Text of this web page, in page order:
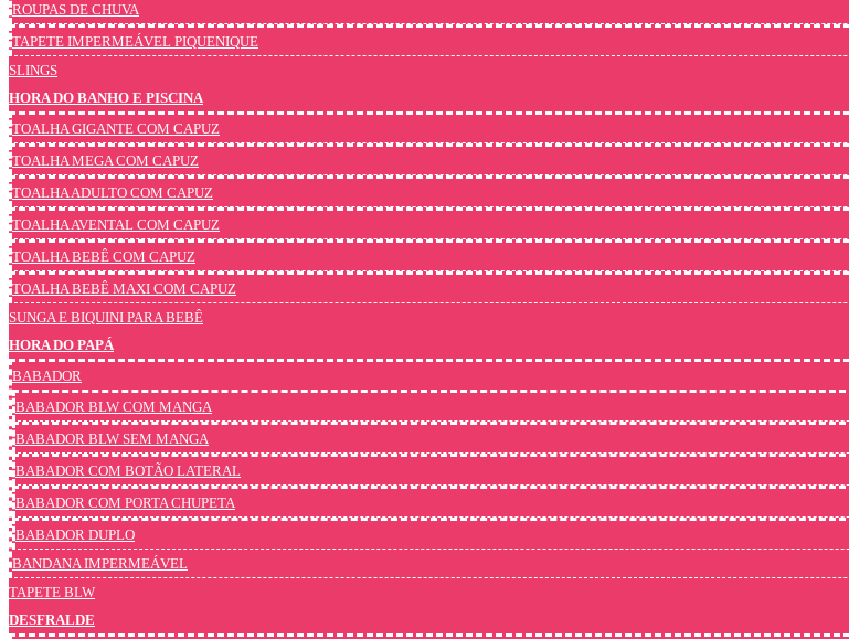
ROUPAS DE CHUVA
TAPETE IMPERMEÁVEL PIQUENIQUE
SLINGS
HORA DO BANHO E PISCINA
TOALHA GIGANTE COM CAPUZ
TOALHA MEGA COM CAPUZ
TOALHA ADULTO COM CAPUZ
TOALHA AVENTAL COM CAPUZ
TOALHA BEBÊ COM CAPUZ
TOALHA BEBÊ MAXI COM CAPUZ
SUNGA E BIQUINI PARA BEBÊ
HORA DO PAPÁ
BABADOR
BABADOR BLW COM MANGA
BABADOR BLW SEM MANGA
BABADOR COM BOTÃO LATERAL
BABADOR COM PORTA CHUPETA
BABADOR DUPLO
BANDANA IMPERMEÁVEL
TAPETE BLW
DESFRALDE